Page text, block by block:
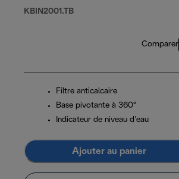
KBIN2001.TB
Comparer
Filtre anticalcaire
Base pivotante à 360°
Indicateur de niveau d’eau
Ajouter au panier